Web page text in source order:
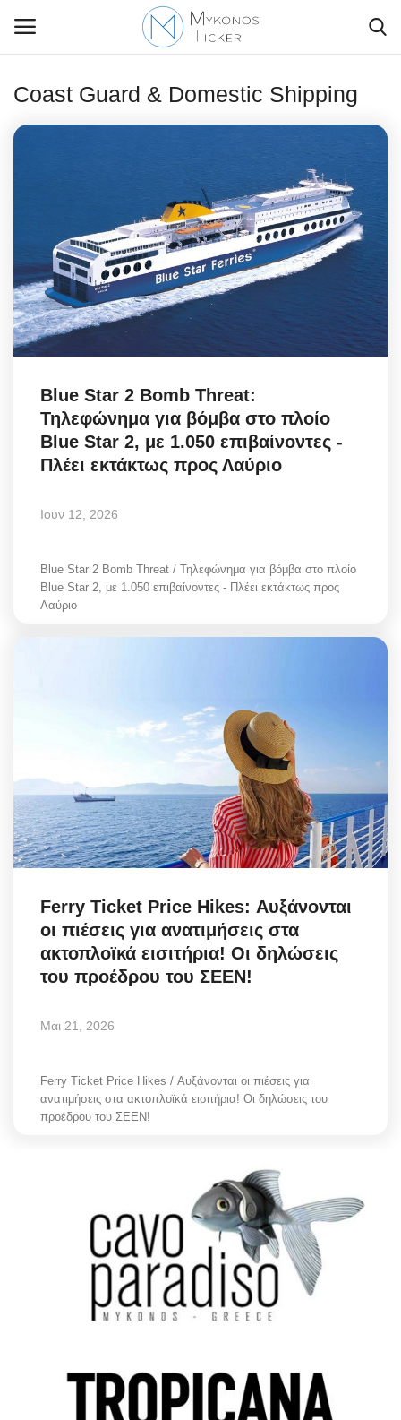
Business
Travel
World
Greece
Entertainment
Arts & Culture
Mykonos Ticker TV
In Pictures
Science & Tech
Σεβασμιώτατος Δωρόθεος Β’
Cost Of Living Crisis
All News
Elections 2023
English
Coast Guard & Domestic Shipping
Blue Star 2 Bomb Threat:
Τηλεφώνημα για βόμβα στο πλοίο
Blue Star 2, με 1.050 επιβαίνοντες -
Πλέει εκτάκτως προς Λαύριο
Ιουν 12, 2026
Blue Star 2 Bomb Threat / Τηλεφώνημα για βόμβα στο πλοίο
Blue Star 2, με 1.050 επιβαίνοντες - Πλέει εκτάκτως προς
Λαύριο
Ferry Ticket Price Hikes: Αυξάνονται
οι πιέσεις για ανατιμήσεις στα
ακτοπλοϊκά εισιτήρια! Οι δηλώσεις
του προέδρου του ΣΕΕΝ!
Μαι 21, 2026
Ferry Ticket Price Hikes / Αυξάνονται οι πιέσεις για
ανατιμήσεις στα ακτοπλοϊκά εισιτήρια! Οι δηλώσεις του
προέδρου του ΣΕΕΝ!